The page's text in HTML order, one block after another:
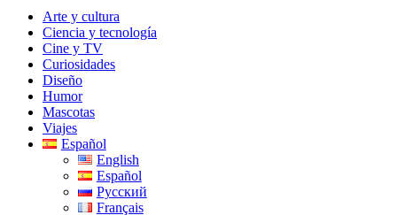
Arte y cultura
Ciencia y tecnología
Cine y TV
Curiosidades
Diseño
Humor
Mascotas
Viajes
Español
English
Español
Русский
Français